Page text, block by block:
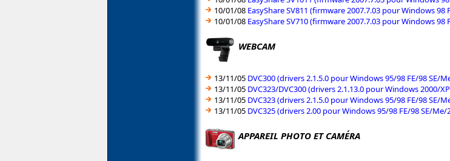
10/01/08 EasyShare SV811 (firmware 2007.7.03 pour Windows
10/01/08 EasyShare SV710 (firmware 2007.7.03 pour Windows
WEBCAM
13/11/05 DVC300 (drivers 2.1.5.0 pour Windows 95/98 FE/98 SE/
13/11/05 DVC323/DVC300 (drivers 2.1.13.0 pour Windows 2000/
13/11/05 DVC323 (drivers 2.1.5.0 pour Windows 95/98 FE/98 SE/
13/11/05 DVC325 (drivers 2.00 pour Windows 95/98 FE/98 SE/Me/
APPAREIL PHOTO ET CAMÉRA